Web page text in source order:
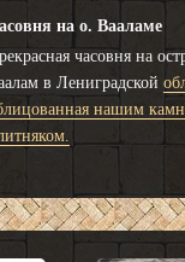
на о. Вааламе
часовня на
в Лениградской
нашим